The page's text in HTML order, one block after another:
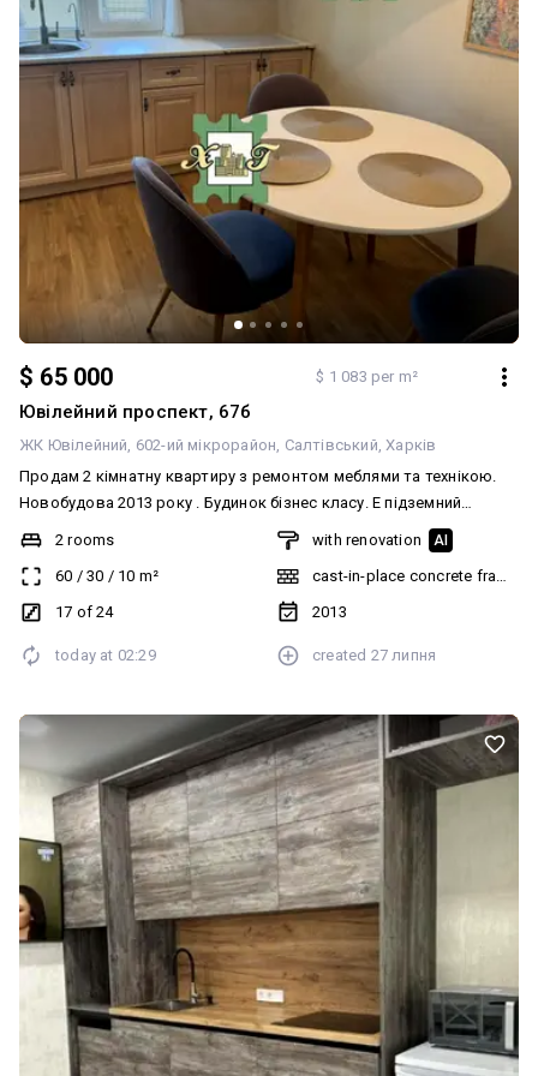
Меблі та техніка входять у вартість — можна одразу заселятися
● Закритий двір 🚗 Паркування тільки для мешканців будинку —
без сторонніх авто ● Готова до угоди 📄 Без боргів, ніхто не
зареєстрований Після клінінгу — чиста та доглянута Власниця в
Ріелтер» — купувати легко та надійно 🤝
$ 65 000 $ 1 083 per m²
Ювілейний проспект, 67б
ЖК Ювілейний 602-ий мікрорайон Салтівський Харків
Продам 2 кімнатну квартиру з ремонтом меблями та технікою.
Новобудова 2013 року . Будинок бізнес класу. Е підземний
паркінг. Поруч Аура та вся інфраструктура. Чекаємо на покупця .
Агентом строго заборонено рекламувати та дублювати цей
обʼєкт
2 rooms
60 / 30 / 10 m²
17 of 24
with renovation AI
cast-in-place concrete frame
2013
today at 02:29 created 27 липня